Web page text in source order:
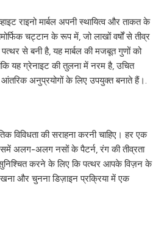
राइनो मार्बल अपनी स्थायित्व और ताकत के
चट्टान के रूप में, जो लाखों वर्षों से तीव्र
से बनी है, यह मार्बल की मजबूत गुणों को
यह ग्रेनाइट की तुलना में नरम है, उचित
अनुप्रयोगों के लिए उपयुक्त बनाते हैं।.
विविधता की सराहना करनी चाहिए। हर एक
अलग-अलग नसों के पैटर्न, रंग की तीव्रता
करने के लिए कि पत्थर आपके विज़न के
और चुनना डिज़ाइन प्रक्रिया में एक